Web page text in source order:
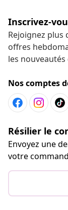
Envoyez une
votre
Service
Entreprises
vidaXL
Découvrez-